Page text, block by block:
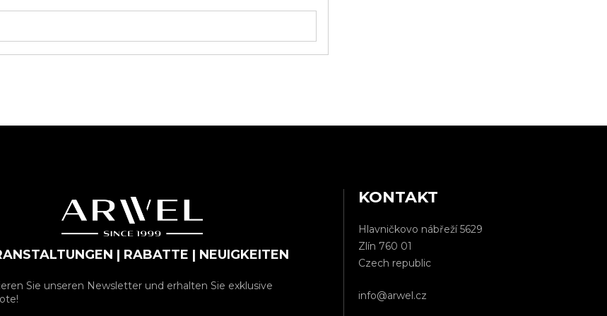
| RABATTE | NEUIGKEITEN
Sie unseren Newsletter und erhalten Sie exklusive
KONTAKT
Hlavničkovo nábřeží 5629
Zlín 760 01
Czech republic
info@arwel.cz